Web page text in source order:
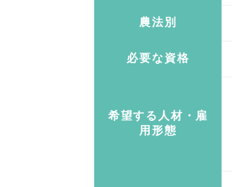
農法別
必要な資格
希望する人材・雇
用形態